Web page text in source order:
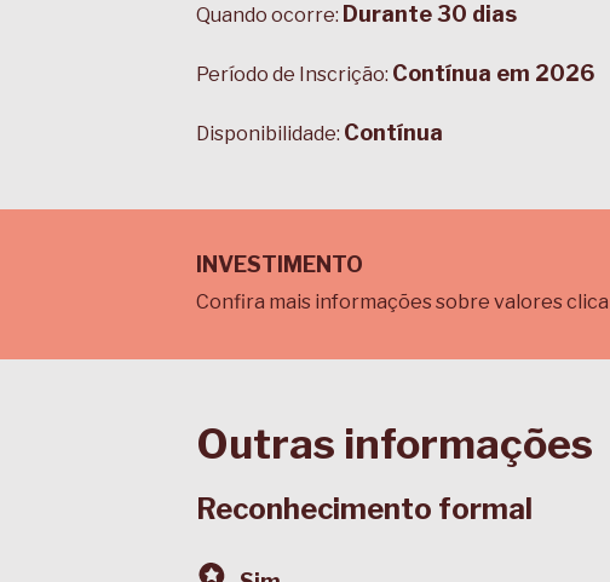
Quando ocorre: Durante 30 dias
Período de Inscrição: Contínua em 2026
Disponibilidade: Contínua
INVESTIMENTO
Confira mais informações sobre valores
Outras informações
Reconhecimento formal